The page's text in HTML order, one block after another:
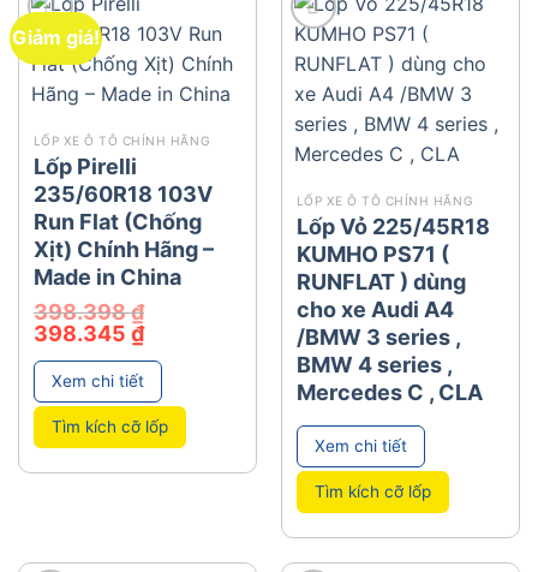
Giảm giá!
add
LỐP XE Ô TÔ CHÍNH HÃNG
Lốp Pirelli
235/60R18 103V
Run Flat (Chống
Xịt) Chính Hãng –
Made in China
398.398₫
Giá
gốc
là:
398.398 ₫.
398.345 ₫Giá
hiện
tại
là:
398.345 ₫.
Xem chi tiết
Tìm kích cỡ lốp
add
LỐP XE Ô TÔ CHÍNH HÃNG
Lốp Vỏ 225/45R18
KUMHO PS71 (
RUNFLAT ) dùng
cho xe Audi A4
/BMW 3 series ,
BMW 4 series ,
Mercedes C , CLA
Xem chi tiết
Tìm kích cỡ lốp